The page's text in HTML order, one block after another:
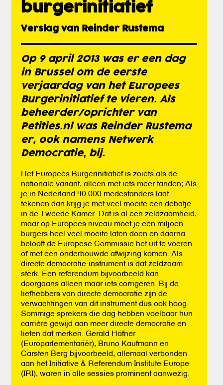
burgerinitiatief
Verslag van Reinder Rustema
Op 9 april 2013 was er een dag
in Brussel om de eerste
verjaardag van het Europees
Burgerinitiatief te vieren. Als
beheerder/oprichter van
Petities.nl was Reinder Rustema
er, ook namens Netwerk
Democratie, bij.
Het Europees Burgerinitiatief is zoiets als de
nationale variant, alleen met iets meer tanden; Als
je in Nederland 40.000 medestanders laat
tekenen dan krijg je met veel moeiteeen debatje
in de Tweede Kamer. Dat is al een zeldzaamheid,
maar op Europees niveau moet je een miljoen
burgers heel veel moeite laten doen en daarna
belooft de Europese Commissie het uit te voeren
of met een onderbouwde afwijzing komen. Als
directe democratie-instrument is dat zeldzaam
sterk. Een referendum bijvoorbeeld kan
doorgaans alleen maar iets corrigeren. Bij de
liefhebbers van directe democratie zijn de
verwachtingen van dit instrument dus ook hoog.
Sommige sprekers die dag hebben voelbaar hun
carrière gewijd aan meer directe democratie en
lieten dat merken. Gerald Häfner
(Europarlementariër), Bruno Kaufmann en
Carsten Berg bijvoorbeeld, allemaal verbonden
aan het Initiative & Referendum Institute Europe
(IRI), waren in alle sessies prominent aanwezig.